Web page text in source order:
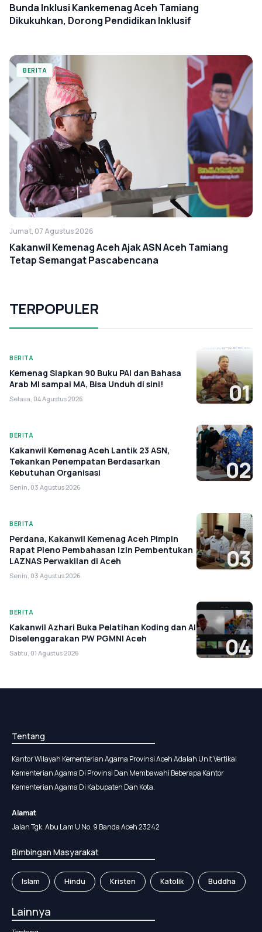
Bunda Inklusi Kankemenag Aceh Tamiang
Dikukuhkan, Dorong Pendidikan Inklusif
BERITA
Jumat, 07 Agustus 2026
Kakanwil Kemenag Aceh Ajak ASN Aceh Tamiang
Tetap Semangat Pascabencana
TERPOPULER
BERITA
Kemenag Siapkan 90 Buku PAI dan Bahasa
Arab MI sampai MA, Bisa Unduh di sini!
Selasa, 04 Agustus 2026 01
BERITA
Kakanwil Kemenag Aceh Lantik 23 ASN,
Tekankan Penempatan Berdasarkan
Kebutuhan Organisasi
Senin, 03 Agustus 2026
02
BERITA
Perdana, Kakanwil Kemenag Aceh Pimpin
Rapat Pleno Pembahasan Izin Pembentukan
LAZNAS Perwakilan di Aceh
Senin, 03 Agustus 2026
03
BERITA
Kakanwil Azhari Buka Pelatihan Koding dan AI
Diselenggarakan PW PGMNI Aceh
Sabtu, 01 Agustus 2026 04
Tentang
Kantor Wilayah Kementerian Agama Provinsi Aceh Adalah Unit Vertikal
Kementerian Agama Di Provinsi Dan Membawahi Beberapa Kantor
Kementerian Agama Di Kabupaten Dan Kota.
Alamat
Jalan Tgk. Abu Lam U No. 9 Banda Aceh 23242
Bimbingan Masyarakat
Islam Hindu Kristen Katolik Buddha
Lainnya